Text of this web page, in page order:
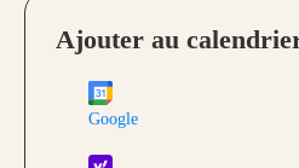
Ajouter au
Google